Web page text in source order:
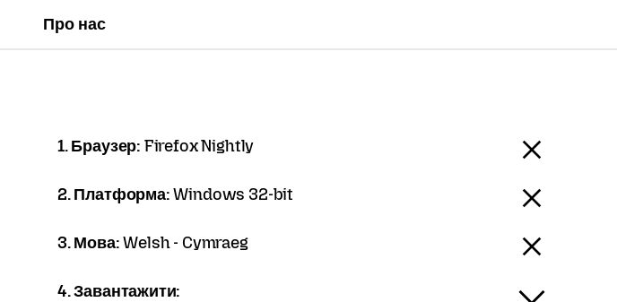
Про нас
1. Браузер: Firefox Nightly
2. Платформа:Windows 32-bit
3. Мова:Welsh - Cymraeg
4. Завантажити: